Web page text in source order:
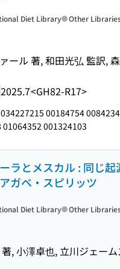
ール 著, 和田光弘 監訳,
2025.7<GH82-R17>
Diet Library Other
034227215 00184754
01064352 001324103
ラとメスカル : 同じ起
ガベ・スピリッツ
, 小澤卓也, 立川ジェー
Diet Library Other